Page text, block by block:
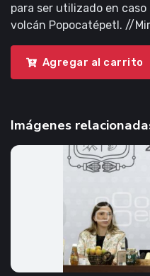
para ser utilizado en
volcán Popocatépetl. //
Agregar al carrito
Imágenes